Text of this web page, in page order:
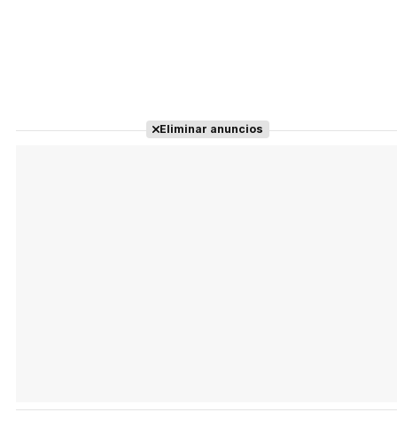
Eliminar anuncios